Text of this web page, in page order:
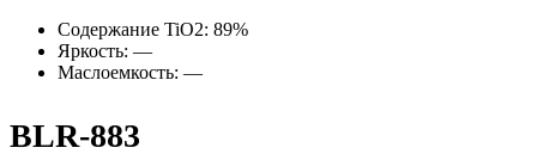
Содержание TiO2: 89%
Яркость: —
Маслоемкость: —
BLR-883